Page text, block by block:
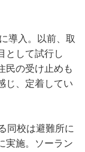
導入。以前、取
として試行し
民の受け止めも
じ、定着してい
同校は避難所に
実施。ソーラン